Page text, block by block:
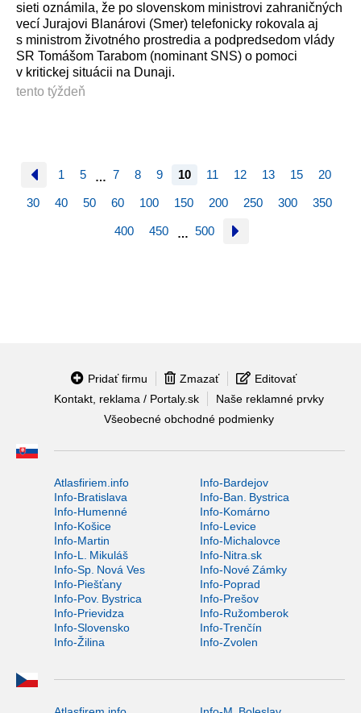
sieti oznámila, že po slovenskom ministrovi zahraničných
vecí Jurajovi Blanárovi (Smer) telefonicky rokovala aj
s ministrom životného prostredia a podpredsedom vlády
SR Tomášom Tarabom (nominant SNS) o pomoci
v kritickej situácii na Dunaji.
tento týždeň
1 5 … 7 8 9 10 11 12 13 15 20
30 40 50 60 100 150 200 250 300 350
400 450 … 500
Pridať firmu Zmazať
Editovať
Kontakt, reklama / Portaly.sk
Naše reklamné prvky
Všeobecné obchodné podmienky
Atlasfiriem.info
Info-Bardejov
Info-Bratislava
Info-Ban. Bystrica
Info-Humenné
Info-Komárno
Info-Košice
Info-Levice
Info-Martin
Info-Michalovce
Info-L. Mikuláš
Info-Nitra.sk
Info-Sp. Nová Ves
Info-Nové Zámky
Info-Piešťany
Info-Poprad
Info-Pov. Bystrica
Info-Prešov
Info-Prievidza
Info-Ružomberok
Info-Slovensko
Info-Trenčín
Info-Žilina
Info-Zvolen